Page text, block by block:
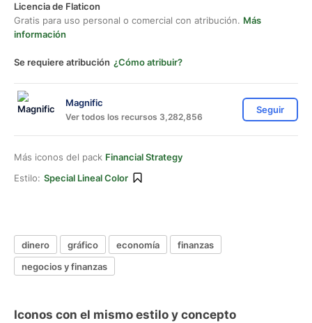
Licencia de Flaticon
Gratis para uso personal o comercial con atribución. Más
información
Se requiere atribución ¿Cómo atribuir?
Magnific
Ver todos los recursos 3,282,856
Seguir
Más iconos del pack Financial Strategy
Estilo: Special Lineal Color
dinero gráfico economía
finanzas
negocios y finanzas
Iconos con el mismo estilo y concepto